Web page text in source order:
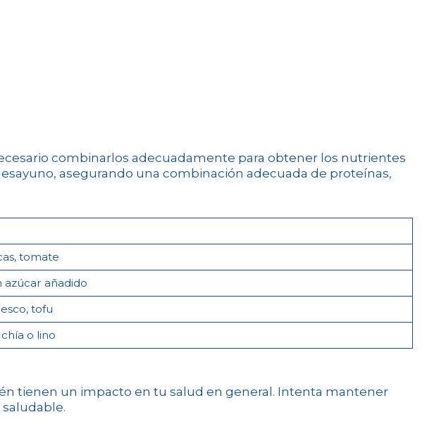
combinarlos adecuadamente para obtener los nutrientes
asegurando una combinación adecuada de proteínas,
tomate
azúcar añadido
tofu
o lino
tienen un impacto en tu salud en general. Intenta mantener